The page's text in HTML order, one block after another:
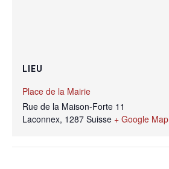
LIEU
Place de la Mairie
Rue de la Maison-Forte 11
Laconnex, 1287 Suisse + Google Map